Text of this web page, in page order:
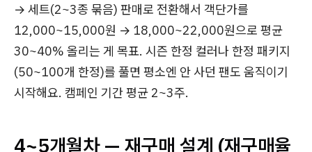
→ 세트(2~3종 묶음) 판매로 전환해서 객단가를
12,000~15,000원 → 18,000~22,000원으로 평균
30~40% 올리는 게 목표. 시즌 한정 컬러나 한정 패키지
(50~100개 한정)를 풀면 평소엔 안 사던 팬도 움직이기
시작해요. 캠페인 기간 평균 2~3주.
4~5개월차 — 재구매 설계 (재구매율